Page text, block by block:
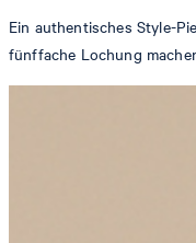
Ein authentisches Style-
fünffache Lochung